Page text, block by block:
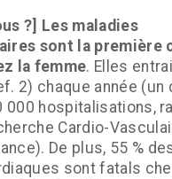
?]
Les maladies
sont la première
la femme. Elles
2) chaque année (un
000 hospitalisations,
Cardio-
De plus, 55 %
sont fatals